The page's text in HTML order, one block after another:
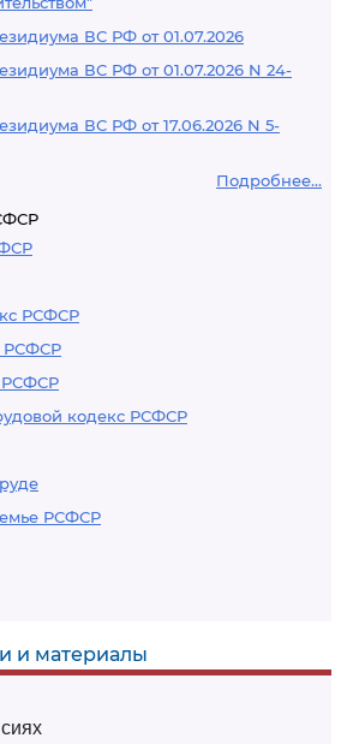
ВС РФ от 01.07.2026
ВС РФ от 01.07.2026 N 24-
ВС РФ от 17.06.2026 N 5-
Подробнее...
РСФСР
РСФСР
РСФСР
кодекс РСФСР
РСФСР
и материалы